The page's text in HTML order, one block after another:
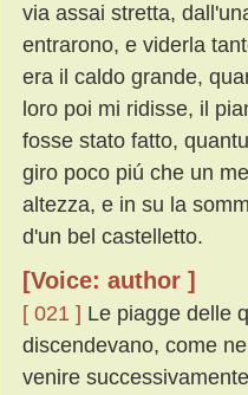
via assai stretta,
entrarono, e viderla
era il caldo grande,
loro poi mi ridisse, il
fosse stato fatto,
giro poco piú che un
altezza, e in su la
d'un bel castelletto.
[Voice: author ]
[ 021 ] Le piagge delle
discendevano, come
venire